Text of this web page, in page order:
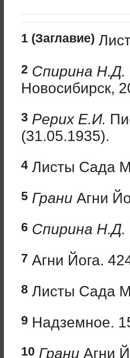
1 (Заглавие)
2 Спирина Н.Д.
Новосибирск,
3 Рерих Е.И.
(31.05.1935).
4 Листы Сада
5 Грани Агни
6 Спирина Н.Д.
7 Агни Йога.
8 Листы Сада
9 Надземное.
10 Грани Агни